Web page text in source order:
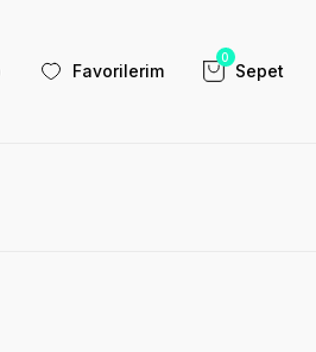
Favorilerim Sepet
0